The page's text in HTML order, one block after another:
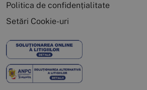
Politica de confidențialitate
Setări Cookie-uri